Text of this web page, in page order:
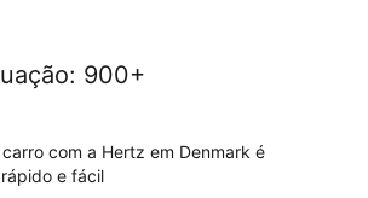
: 900+
com a Hertz em Denmark é
e fácil